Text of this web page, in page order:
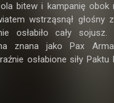
bitew i kampanię obok
wstrząsnął głośny
osłabiło cały sojusz.
znana jako Pax
osłabione siły Paktu